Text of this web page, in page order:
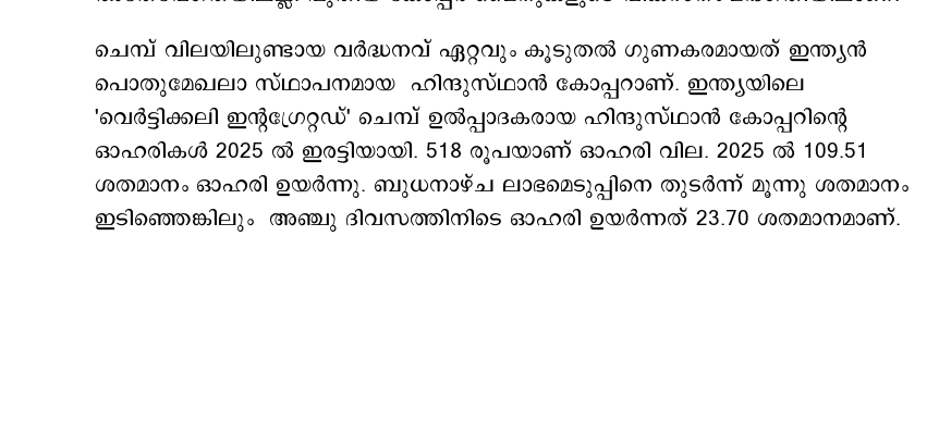
ചെമ്പ് വിലയിലുണ്ടായ വർദ്ധനവ് ഏറ്റവും കൂടുതൽ ഗുണകരമായത് ഇന്ത്യന്‍
പൊതുമേഖലാ സ്ഥാപനമായ ഹിന്ദുസ്ഥാൻ കോപ്പറാണ്. ഇന്ത്യയിലെ
'വെർട്ടിക്കലി ഇന്റഗ്രേറ്റഡ്' ചെമ്പ് ഉൽപ്പാദകരായ ഹിന്ദുസ്ഥാൻ കോപ്പറിന്‍റെ
ഓഹരികള്‍ 2025 ല്‍ ഇരട്ടിയായി. 518 രൂപയാണ് ഓഹരി വില. 2025 ല്‍ 109.51
ശതമാനം ഓഹരി ഉയര്‍ന്നു. ബുധനാഴ്ച ലാഭമെടുപ്പിനെ തുടര്‍ന്ന് മൂന്നു ശതമാനം
ഇടിഞ്ഞെങ്കിലും അഞ്ചു ദിവസത്തിനിടെ ഓഹരി ഉയര്‍ന്നത് 23.70 ശതമാനമാണ്.